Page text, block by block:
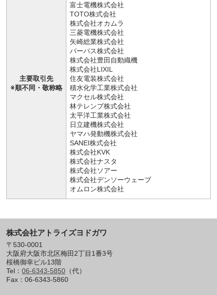
主要取引先
※順不同・敬称略
富士電機株式会社
TOTO株式会社
株式会社オカムラ
三菱電機株式会社
矢崎総業株式会社
パーパス株式会社
株式会社豊田自動織機
株式会社LIXIL
住友電装株式会社
積水化学工業株式会社
マクセル株式会社
林テレンプ株式会社
太平洋工業株式会社
日立建機株式会社
ヤマハ発動機株式会社
SANEI株式会社
株式会社KVK
株式会社ナスタ
株式会社ソアー
株式会社デンソーウェーブ
オムロン株式会社
株式会社アトライズヨドガワ
〒530-0001
大阪府大阪市北区梅田2丁目1番3号
桜橋御幸ビル13階
Tel： 06-6343-5850 （代）
Fax：06-6343-5860